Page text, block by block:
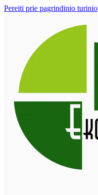
Pereiti prie pagrindinio turinio